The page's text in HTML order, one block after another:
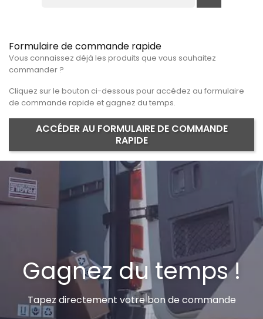
Formulaire de commande rapide
Vous connaissez déjà les produits que vous souhaitez
commander ?
Cliquez sur le bouton ci-dessous pour accédez au formulaire
de commande rapide et gagnez du temps.
ACCÉDER AU FORMULAIRE DE COMMANDE
RAPIDE
Gagnez du temps !
Tapez directement votre bon de commande